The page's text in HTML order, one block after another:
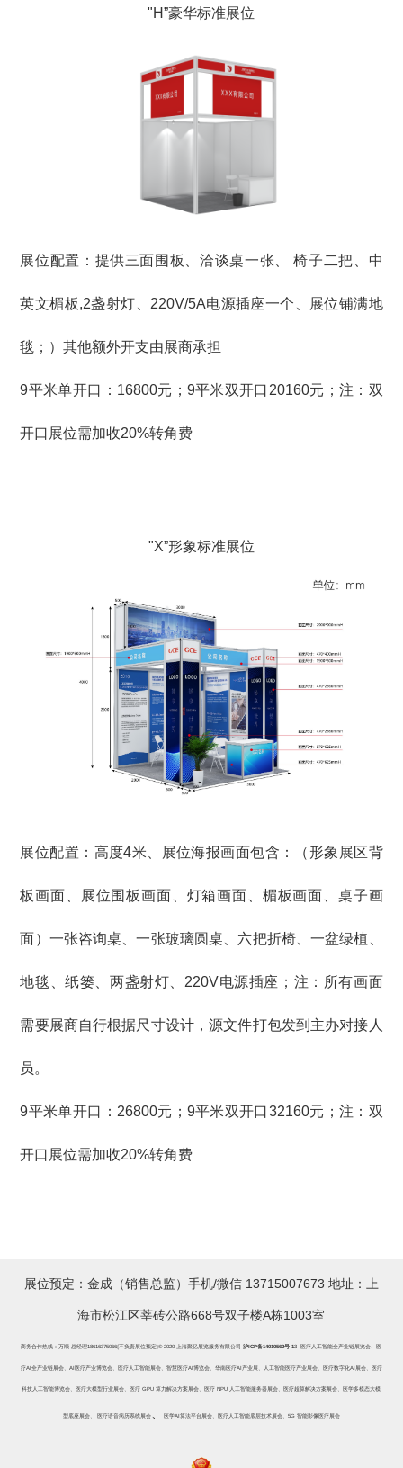
"H”豪华标准展位
展位配置：提供三面围板、洽谈桌一张、 椅子二把、中
英文楣板,2盏射灯、220V/5A电源插座一个、展位铺满地
毯；）其他额外开支由展商承担
9平米单开口：16800元；9平米双开口20160元；注：双
开口展位需加收20%转角费
"X”形象标准展位
展位配置：高度4米、展位海报画面包含：（形象展区背
板画面、展位围板画面、灯箱画面、楣板画面、桌子画
面）一张咨询桌、一张玻璃圆桌、六把折椅、一盆绿植、
地毯、纸篓、两盏射灯、220V电源插座；注：所有画面
需要展商自行根据尺寸设计，源文件打包发到主办对接人
员。
9平米单开口：26800元；9平米双开口32160元；注：双
开口展位需加收20%转角费
展位预定：金成（销售总监）手机/微信 13715007673 地址：上
海市松江区莘砖公路668号双子楼A栋1003室
商务合作热线：万顺 总经理18616375066{不负责展位预定}© 2020 上海聚亿展览服务有限公司沪ICP备14010562号-13 医疗人工智能全产业链展览会 医
疗AI全产业链展会、 AI 医疗产业博览会、 医疗人工智能展会、 智慧医疗AI博览会、 华南医疗AI 产业展 人工智能医疗产业展会、 医疗数字化AI 展会、 医疗
科技人工智能博览会 医疗大模型行业展会 医疗GPU算力解决方案展会 医疗NPU 人工智能服务器展会 医疗超算解决方案展会 医学多模态大模
型底座展会、 医疗语音病历系统展会、 医学AI算法平台展会、 医疗人工智能底层技术展会、 5G 智能影像医疗展会